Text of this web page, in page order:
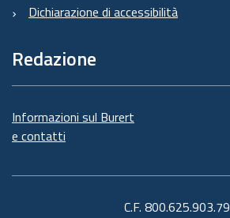
Dichiarazione di accessibilità
Redazione
Informazioni sul Burert
e contatti
C.F. 800.625.903.79